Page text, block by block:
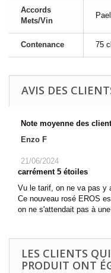
Accords
Mets/Vin
Contenance 75
AVIS DES
Note moyenne des
Enzo F
21/06/2024
carrément 5 étoiles
Vu le tarif, on ne va pas y
Ce nouveau rosé EROS
on ne s'attendait pas à
LES CLIENTS
PRODUIT ONT